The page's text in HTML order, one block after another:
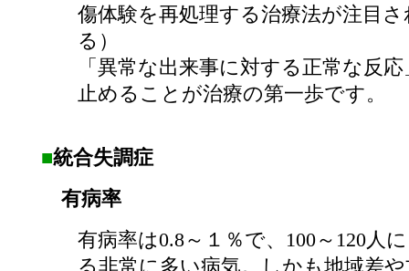
傷体験を再処理する治療法が注目
る）
「異常な出来事に対する正常な反
止めることが治療の第一歩です。
■統合失調症
有病率
有病率は0.8～１％で、100～120人
る非常に多い病気。しかも地域差